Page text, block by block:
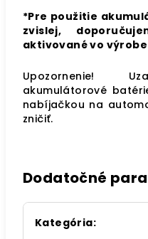
*Pre použitie
zvislej,
aktivované vo
Upozornenie!
akumulátorové
nabíjačkou na
zničiť.
Dodatočné
Kategória: